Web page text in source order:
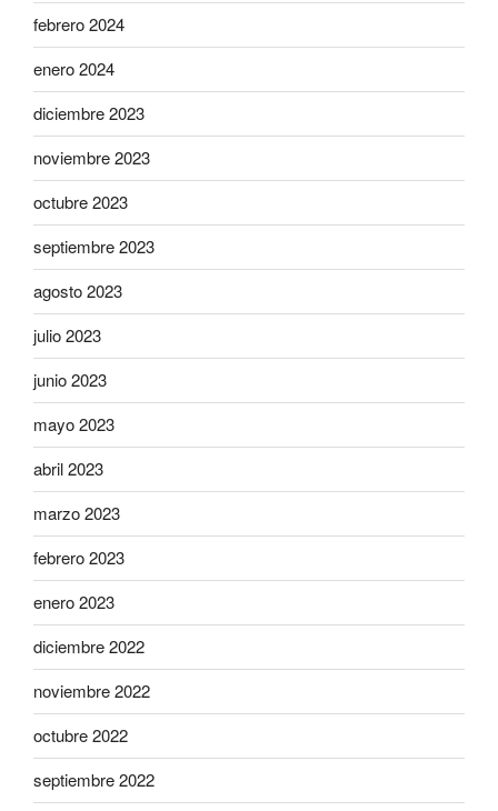
febrero 2024
enero 2024
diciembre 2023
noviembre 2023
octubre 2023
septiembre 2023
agosto 2023
julio 2023
junio 2023
mayo 2023
abril 2023
marzo 2023
febrero 2023
enero 2023
diciembre 2022
noviembre 2022
octubre 2022
septiembre 2022